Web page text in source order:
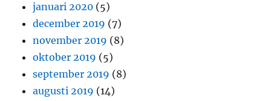
januari 2020 (5)
december 2019 (7)
november 2019 (8)
oktober 2019 (5)
september 2019 (8)
augusti 2019 (14)